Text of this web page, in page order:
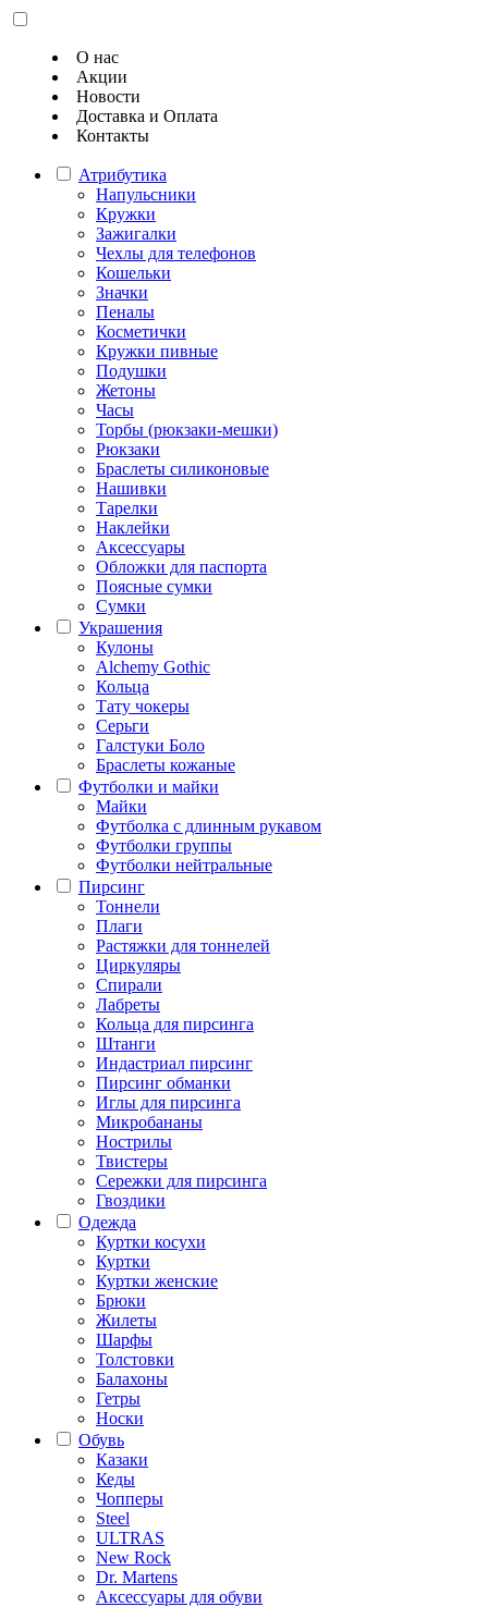
О нас
Акции
Новости
Доставка и Оплата
Контакты
Атрибутика
Напульсники
Кружки
Зажигалки
Чехлы для телефонов
Кошельки
Значки
Пеналы
Косметички
Кружки пивные
Подушки
Жетоны
Часы
Торбы (рюкзаки-мешки)
Рюкзаки
Браслеты силиконовые
Нашивки
Тарелки
Наклейки
Аксессуары
Обложки для паспорта
Поясные сумки
Сумки
Украшения
Кулоны
Alchemy Gothic
Кольца
Тату чокеры
Серьги
Галстуки Боло
Браслеты кожаные
Футболки и майки
Майки
Футболка с длинным рукавом
Футболки группы
Футболки нейтральные
Пирсинг
Тоннели
Плаги
Растяжки для тоннелей
Циркуляры
Спирали
Лабреты
Кольца для пирсинга
Штанги
Индастриал пирсинг
Пирсинг обманки
Иглы для пирсинга
Микробананы
Нострилы
Твистеры
Сережки для пирсинга
Гвоздики
Одежда
Куртки косухи
Куртки
Куртки женские
Брюки
Жилеты
Шарфы
Толстовки
Балахоны
Гетры
Носки
Обувь
Казаки
Кеды
Чопперы
Steel
ULTRAS
New Rock
Dr. Martens
Аксессуары для обуви